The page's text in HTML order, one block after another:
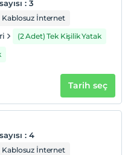
: 3
Kablosuz İnternet
(2 Adet) Tek Kişilik Yatak
Tarih seç
: 4
Kablosuz İnternet